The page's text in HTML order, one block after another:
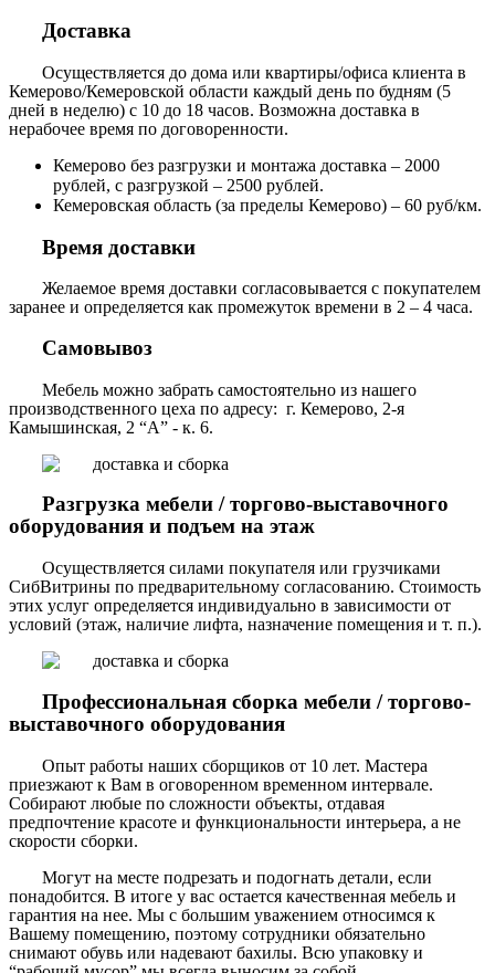
Доставка
Осуществляется до дома или квартиры/офиса клиента в
Кемерово/Кемеровской области каждый день по будням (5
дней в неделю) с 10 до 18 часов. Возможна доставка в
нерабочее время по договоренности.
Кемерово без разгрузки и монтажа доставка – 2000
рублей, с разгрузкой – 2500 рублей.
Кемеровская область (за пределы Кемерово) – 60 руб/км.
Время доставки
Желаемое время доставки согласовывается с покупателем
заранее и определяется как промежуток времени в 2 – 4 часа.
Самовывоз
Мебель можно забрать самостоятельно из нашего
производственного цеха по адресу: г. Кемерово, 2-я
Камышинская, 2 “А” - к. 6.
Разгрузка мебели / торгово-выставочного
оборудования и подъем на этаж
Осуществляется силами покупателя или грузчиками
СибВитрины по предварительному согласованию. Стоимость
этих услуг определяется индивидуально в зависимости от
условий (этаж, наличие лифта, назначение помещения и т. п.).
Профессиональная сборка мебели / торгово-
выставочного оборудования
Опыт работы наших сборщиков от 10 лет. Мастера
приезжают к Вам в оговоренном временном интервале.
Собирают любые по сложности объекты, отдавая
предпочтение красоте и функциональности интерьера, а не
скорости сборки.
Могут на месте подрезать и подогнать детали, если
понадобится. В итоге у вас остается качественная мебель и
гарантия на нее. Мы с большим уважением относимся к
Вашему помещению, поэтому сотрудники обязательно
снимают обувь или надевают бахилы. Всю упаковку и